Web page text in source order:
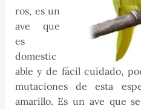
ros, es un
ave que
es
domestic
able y de fácil cuidado,
mutaciones de esta
amarillo. Es un ave que